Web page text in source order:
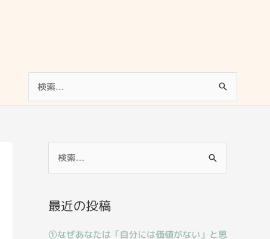
索
索
象
:
最近の投稿
①なぜあなたは「自分には価値がない」と思